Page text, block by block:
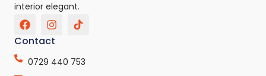
interior elegant.
F
a
c
b
I
n
s
a
T
i
o
Contact
0729 440 753